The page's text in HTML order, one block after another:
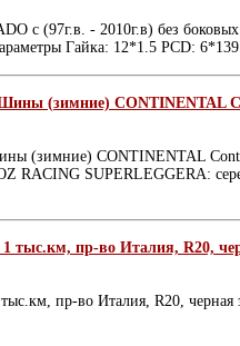
с (97г.в. - 2010г.в) без
Гайка: 12*1.5 PCD:
(зимние) CONTINENTAL
(зимние) CONTINENTAL
RACING SUPERLEGGERA:
пр-во Италия, R20,
пр-во Италия, R20, черная